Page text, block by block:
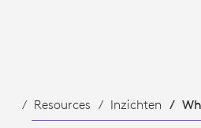
Resources Inzichten